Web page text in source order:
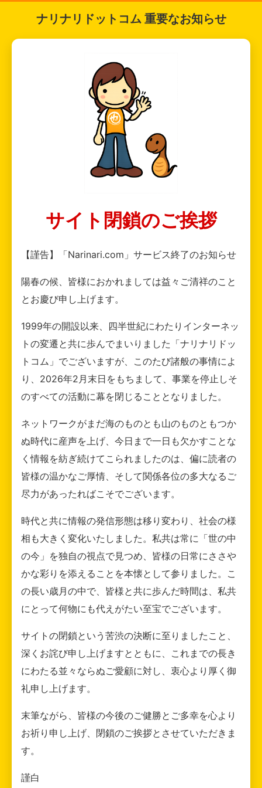
ナリナリドットコム 重要なお知らせ
サイト閉鎖のご挨拶
【謹告】「Narinari.com」サービス終了のお知らせ
陽春の候、皆様におかれましては益々ご清祥のこと
とお慶び申し上げます。
1999年の開設以来、四半世紀にわたりインターネッ
トの変遷と共に歩んでまいりました「ナリナリドッ
トコム」でございますが、このたび諸般の事情によ
り、2026年2月末日をもちまして、事業を停止しそ
のすべての活動に幕を閉じることとなりました。
ネットワークがまだ海のものとも山のものともつか
ぬ時代に産声を上げ、今日まで一日も欠かすことな
く情報を紡ぎ続けてこられましたのは、偏に読者の
皆様の温かなご厚情、そして関係各位の多大なるご
尽力があったればこそでございます。
時代と共に情報の発信形態は移り変わり、社会の様
相も大きく変化いたしました。私共は常に「世の中
の今」を独自の視点で見つめ、皆様の日常にささや
かな彩りを添えることを本懐として参りました。こ
の長い歳月の中で、皆様と共に歩んだ時間は、私共
にとって何物にも代えがたい至宝でございます。
サイトの閉鎖という苦渋の決断に至りましたこと、
深くお詫び申し上げますとともに、これまでの長き
にわたる並々ならぬご愛顧に対し、衷心より厚く御
礼申し上げます。
末筆ながら、皆様の今後のご健勝とご多幸を心より
お祈り申し上げ、閉鎖のご挨拶とさせていただきま
す。
謹白